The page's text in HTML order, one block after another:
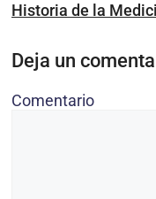
Historia de la
Deja un
Comentario